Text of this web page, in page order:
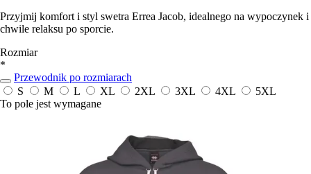
Przyjmij komfort i styl swetra Errea Jacob, idealnego na wypoczynek i
chwile relaksu po sporcie.
Rozmiar
*
Przewodnik po rozmiarach
S
M L XL 2XL 3XL 4XL
5XL
To pole jest wymagane